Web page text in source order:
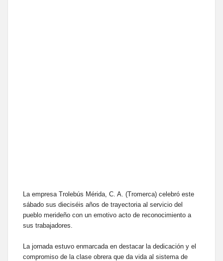
La empresa Trolebús Mérida, C. A. (Tromerca) celebró este
sábado sus dieciséis años de trayectoria al servicio del
pueblo merideño con un emotivo acto de reconocimiento a
sus trabajadores.
La jornada estuvo enmarcada en destacar la dedicación y el
compromiso de la clase obrera que da vida al sistema de